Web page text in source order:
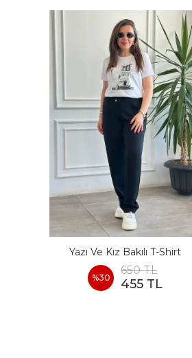
Yazı Ve Kız Bakılı T-Shirt
%30
650 TL
455 TL